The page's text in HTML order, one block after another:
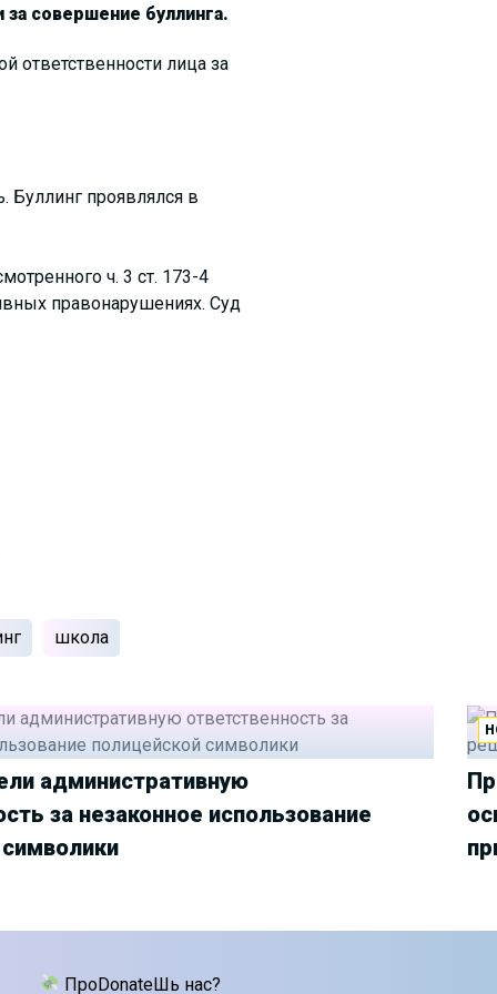
совершение буллинга.
ответственности лица за
Буллинг проявлялся в
ч. 3 ст. 173-4
правонарушениях. Суд
школа
административную
за незаконное использование
ПроDonateШь нас?